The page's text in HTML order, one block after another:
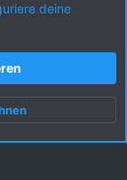
Oben Unten
deine